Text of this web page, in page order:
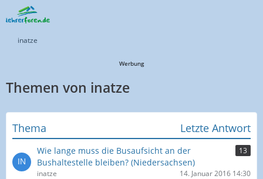
inatze
Werbung
Themen von inatze
Thema Letzte Antwort
Wie lange muss die Busaufsicht an der
Bushaltestelle bleiben? (Niedersachsen)
13
inatze 14. Januar 2016 14:30